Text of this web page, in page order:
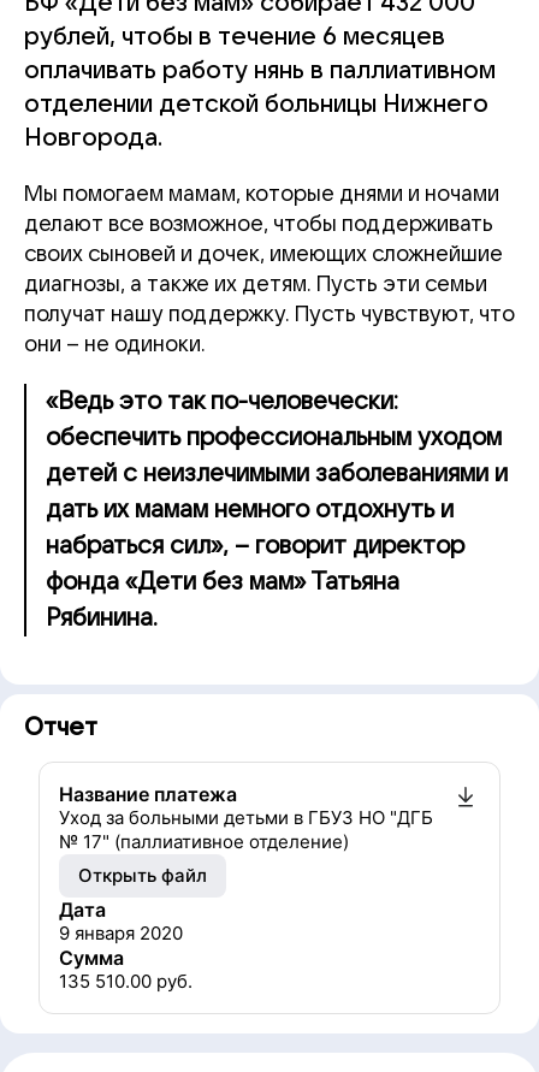
рублей, чтобы в течение 6 месяцев
оплачивать работу нянь в паллиативном
отделении детской больницы Нижнего
Новгорода.
Мы помогаем мамам, которые днями и ночами
делают все возможное, чтобы поддерживать
своих сыновей и дочек, имеющих сложнейшие
диагнозы, а также их детям. Пусть эти семьи
получат нашу поддержку. Пусть чувствуют, что
они – не одиноки.
«Ведь это так по-человечески:
обеспечить профессиональным уходом
детей с неизлечимыми заболеваниями и
дать их мамам немного отдохнуть и
набраться сил», – говорит директор
фонда «Дети без мам» Татьяна
Рябинина.
Отчет
Название платежа
Уход за больными детьми в ГБУЗ НО "ДГБ
№ 17" (паллиативное отделение)
Открыть файл
Дата
9 января 2020
Сумма
135 510.00 руб.